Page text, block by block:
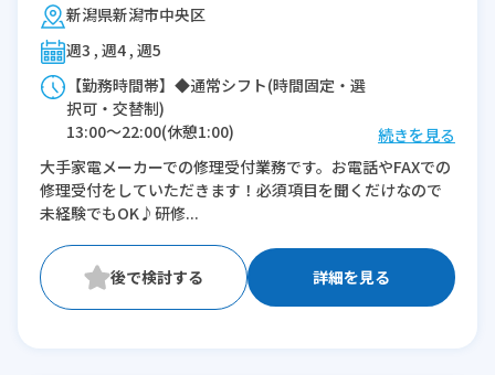
新潟県新潟市中央区
週3 , 週4 , 週5
【勤務時間帯】◆通常シフト(時間固定・選
択可・交替制)
13:00〜22:00(休憩1:00)
※残業：0〜5時間程度/月
※時短：21:00or22:00まで出られれば時短
も相談可能です！
続きを見る
大手家電メーカーでの修理受付業務です。お電話やFAXでの
修理受付をしていただきます！必須項目を聞くだけなので
未経験でもOK♪研修...
詳細を見る